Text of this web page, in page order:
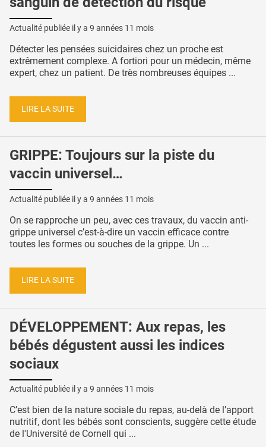
Actualité publiée il y a 9 années 11 mois
Détecter les pensées suicidaires chez un proche est
extrêmement complexe. A fortiori pour un médecin, même
expert, chez un patient. De très nombreuses équipes ...
LIRE LA SUITE
GRIPPE: Toujours sur la piste du
vaccin universel…
Actualité publiée il y a 9 années 11 mois
On se rapproche un peu, avec ces travaux, du vaccin anti-
grippe universel c’est-à-dire un vaccin efficace contre
toutes les formes ou souches de la grippe. Un ...
LIRE LA SUITE
DÉVELOPPEMENT: Aux repas, les
bébés dégustent aussi les indices
sociaux
Actualité publiée il y a 9 années 11 mois
C’est bien de la nature sociale du repas, au-delà de l’apport
nutritif, dont les bébés sont conscients, suggère cette étude
de l'Université de Cornell qui ...